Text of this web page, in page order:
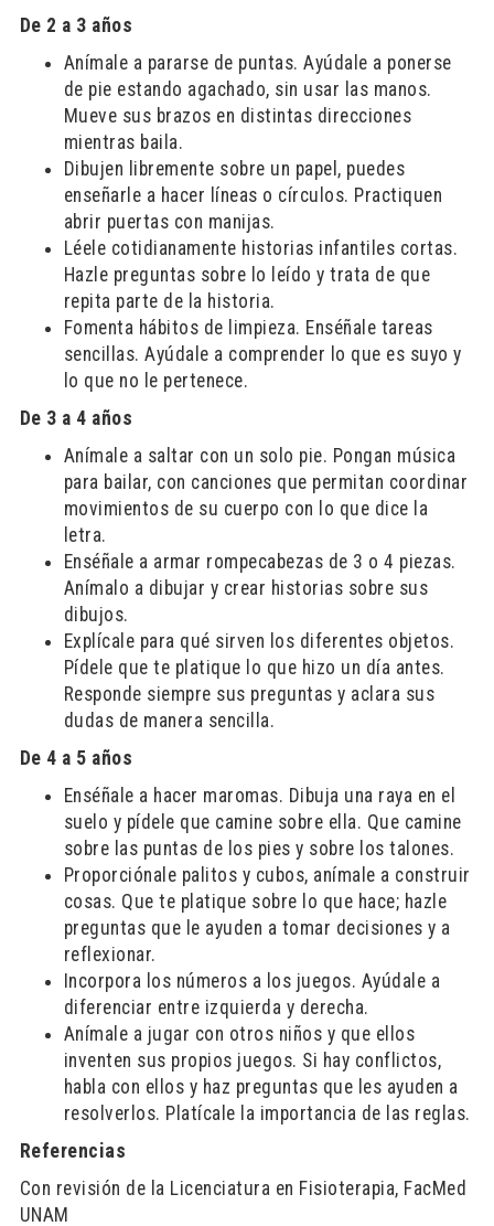
De 2 a 3 años
Anímale a pararse de puntas. Ayúdale a ponerse
de pie estando agachado, sin usar las manos.
Mueve sus brazos en distintas direcciones
mientras baila.
Dibujen libremente sobre un papel, puedes
enseñarle a hacer líneas o círculos. Practiquen
abrir puertas con manijas.
Léele cotidianamente historias infantiles cortas.
Hazle preguntas sobre lo leído y trata de que
repita parte de la historia.
Fomenta hábitos de limpieza. Enséñale tareas
sencillas. Ayúdale a comprender lo que es suyo y
lo que no le pertenece.
De 3 a 4 años
Anímale a saltar con un solo pie. Pongan música
para bailar, con canciones que permitan coordinar
movimientos de su cuerpo con lo que dice la
letra.
Enséñale a armar rompecabezas de 3 o 4 piezas.
Anímalo a dibujar y crear historias sobre sus
dibujos.
Explícale para qué sirven los diferentes objetos.
Pídele que te platique lo que hizo un día antes.
Responde siempre sus preguntas y aclara sus
dudas de manera sencilla.
De 4 a 5 años
Enséñale a hacer maromas. Dibuja una raya en el
suelo y pídele que camine sobre ella. Que camine
sobre las puntas de los pies y sobre los talones.
Proporciónale palitos y cubos, anímale a construir
cosas. Que te platique sobre lo que hace; hazle
preguntas que le ayuden a tomar decisiones y a
reflexionar.
Incorpora los números a los juegos. Ayúdale a
diferenciar entre izquierda y derecha.
Anímale a jugar con otros niños y que ellos
inventen sus propios juegos. Si hay conflictos,
habla con ellos y haz preguntas que les ayuden a
resolverlos. Platícale la importancia de las reglas.
Referencias
Con revisión de la Licenciatura en Fisioterapia, FacMed
UNAM